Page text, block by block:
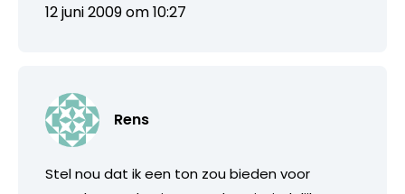
12 juni 2009 om 10:27
Rens
Stel nou dat ik een ton zou bieden voor